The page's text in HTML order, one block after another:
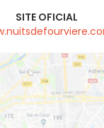
SITE OFICIAL